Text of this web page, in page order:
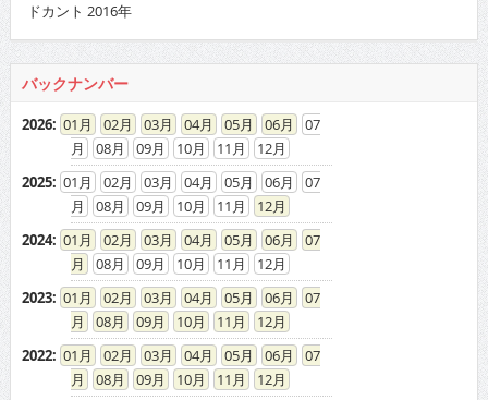
ドカント 2016年
バックナンバー
2026: 01 02 03 04 05 06
07
08
09 10 11
12
2025: 01 02 03 04 05 06
07
08
09 10 11
12
2024: 01 02 03 04 05 06
07
08
09 10 11
12
2023: 01 02 03 04 05 06
07
08
09 10 11
12
2022: 01 02 03 04 05 06
07
08
09 10 11
12